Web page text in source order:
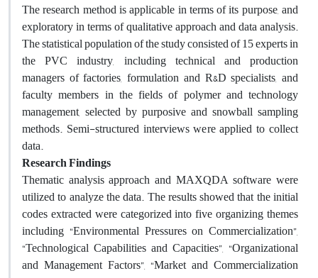
The research method is applicable in terms of its purpose, and
exploratory in terms of qualitative approach and data analysis.
The statistical population of the study consisted of 15 experts in
the PVC industry, including technical and production
managers of factories, formulation and R&D specialists, and
faculty members in the fields of polymer and technology
management, selected by purposive and snowball sampling
methods. Semi-structured interviews were applied to collect
data.
Research Findings
Thematic analysis approach and MAXQDA software were
utilized to analyze the data. The results showed that the initial
codes extracted were categorized into five organizing themes
including “Environmental Pressures on Commercialization”,
“Technological Capabilities and Capacities”, “Organizational
and Management Factors”, “Market and Commercialization